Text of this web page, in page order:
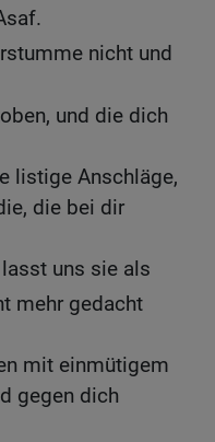
nicht und
und die dich
listige Anschläge,
die bei dir
uns sie als
mehr gedacht
mit einmütigem
gegen dich